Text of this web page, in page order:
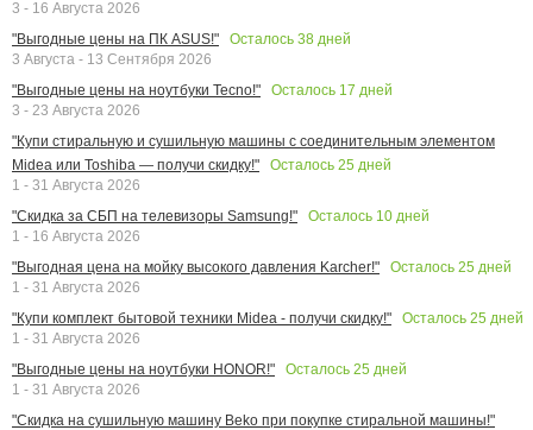
3 - 16 Августа 2026
"Выгодные цены на ПК ASUS!"
Осталось 38 дней
3 Августа - 13 Сентября 2026
"Выгодные цены на ноутбуки Tecno!"
Осталось 17 дней
3 - 23 Августа 2026
"Купи стиральную и сушильную машины с соединительным элементом
Midea или Toshiba — получи скидку!"
Осталось 25 дней
1 - 31 Августа 2026
"Скидка за СБП на телевизоры Samsung!"
Осталось 10 дней
1 - 16 Августа 2026
"Выгодная цена на мойку высокого давления Karcher!"
Осталось 25 дней
1 - 31 Августа 2026
"Купи комплект бытовой техники Midea - получи скидку!"
Осталось 25 дней
1 - 31 Августа 2026
"Выгодные цены на ноутбуки HONOR!"
Осталось 25 дней
1 - 31 Августа 2026
"Скидка на сушильную машину Beko при покупке стиральной машины!"